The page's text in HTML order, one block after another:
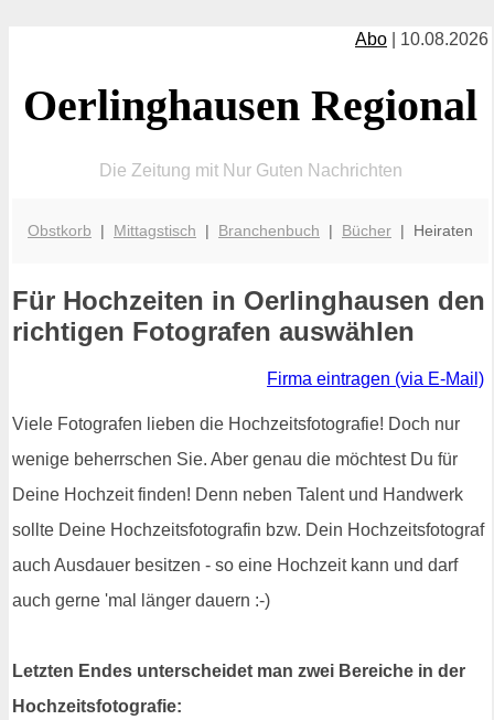
Abo | 10.08.2026
Oerlinghausen Regional
Die Zeitung mit Nur Guten Nachrichten
Obstkorb | Mittagstisch | Branchenbuch | Bücher | Heiraten
Für Hochzeiten in Oerlinghausen den
richtigen Fotografen auswählen
Firma eintragen (via E-Mail)
Viele Fotografen lieben die Hochzeitsfotografie! Doch nur
wenige beherrschen Sie. Aber genau die möchtest Du für
Deine Hochzeit finden! Denn neben Talent und Handwerk
sollte Deine Hochzeitsfotografin bzw. Dein Hochzeitsfotograf
auch Ausdauer besitzen - so eine Hochzeit kann und darf
auch gerne 'mal länger dauern :-)
Letzten Endes unterscheidet man zwei Bereiche in der
Hochzeitsfotografie: